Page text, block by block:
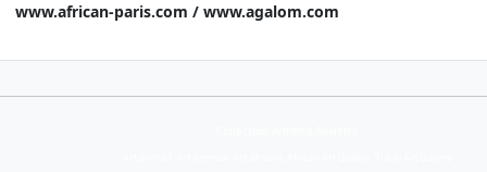
www.african-paris.com / www.agalom.com